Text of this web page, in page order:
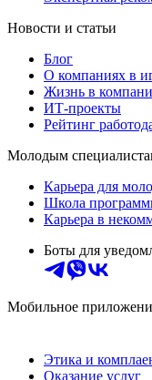
Новости и статьи
Блог
О компаниях в
Жизнь в
ИТ-проекты
Рейтинг
Молодым
Карьера для
Школа
Карьера в
Боты для
Мобильное
Этика и
Оказание услуг